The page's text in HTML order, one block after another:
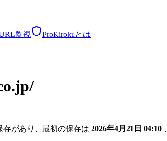
監視 ProKirokuとは
/
存があり、最初の保存は 2026年4月21日 04:10